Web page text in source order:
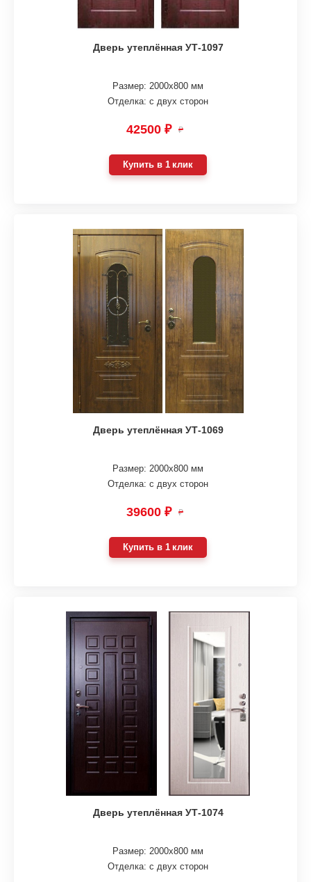
Дверь утеплённая УТ-1097
Размер: 2000х800 мм
Отделка: с двух сторон
42500 ₽ ₽
Купить в 1 клик
Дверь утеплённая УТ-1069
Размер: 2000х800 мм
Отделка: с двух сторон
39600 ₽ ₽
Купить в 1 клик
Дверь утеплённая УТ-1074
Размер: 2000х800 мм
Отделка: с двух сторон